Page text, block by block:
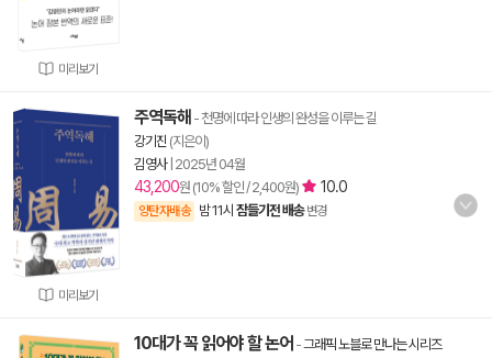
미리보기
미리보기
주역독해 - 천명에 따라 인생의 완성을 이루는 길
강기진 (지은이)
김영사| 2025년 04월
43,200원 (10% 할인 / 2,400원) 10.0
양탄자배송 밤 11시 잠들기전 배송 변경
10대가 꼭 읽어야 할 논어 -그래픽 노블로 만나는 시리즈